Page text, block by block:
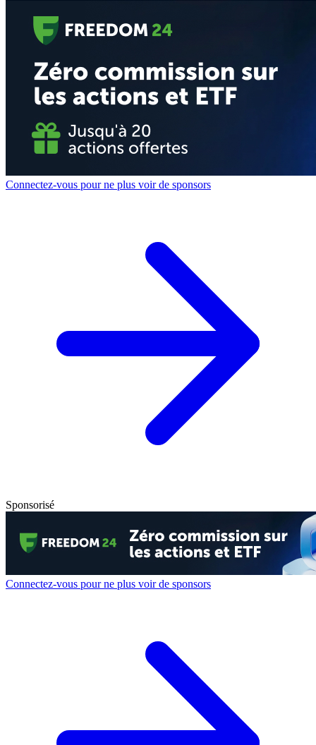
Connectez-vous pour ne plus voir de sponsors
Sponsorisé
Connectez-vous pour ne plus voir de sponsors